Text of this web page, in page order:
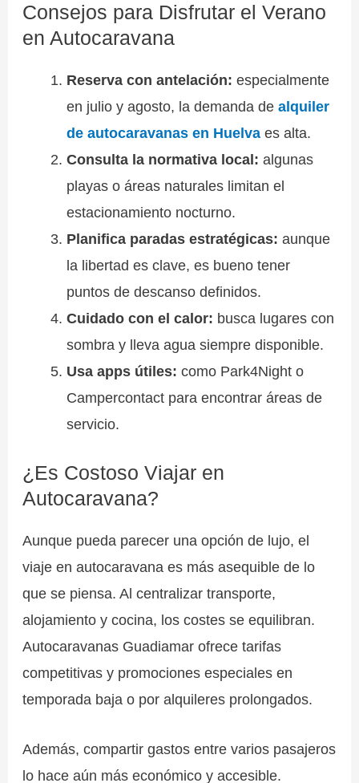
Consejos para Disfrutar el Verano
en Autocaravana
Reserva con antelación: especialmente
en julio y agosto, la demanda de alquiler
de autocaravanas en Huelva es alta.
Consulta la normativa local: algunas
playas o áreas naturales limitan el
estacionamiento nocturno.
Planifica paradas estratégicas: aunque
la libertad es clave, es bueno tener
puntos de descanso definidos.
Cuidado con el calor: busca lugares con
sombra y lleva agua siempre disponible.
Usa apps útiles: como Park4Night o
Campercontact para encontrar áreas de
servicio.
¿Es Costoso Viajar en
Autocaravana?
Aunque pueda parecer una opción de lujo, el
viaje en autocaravana es más asequible de lo
que se piensa. Al centralizar transporte,
alojamiento y cocina, los costes se equilibran.
Autocaravanas Guadiamar ofrece tarifas
competitivas y promociones especiales en
temporada baja o por alquileres prolongados.
Además, compartir gastos entre varios pasajeros
lo hace aún más económico y accesible.